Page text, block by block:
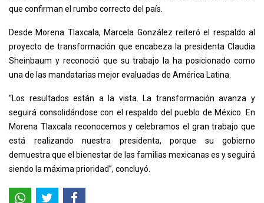
que confirman el rumbo correcto del país.
Desde Morena Tlaxcala, Marcela González reiteró el respaldo al
proyecto de transformación que encabeza la presidenta Claudia
Sheinbaum y reconoció que su trabajo la ha posicionado como
una de las mandatarias mejor evaluadas de América Latina.
“Los resultados están a la vista. La transformación avanza y
seguirá consolidándose con el respaldo del pueblo de México. En
Morena Tlaxcala reconocemos y celebramos el gran trabajo que
está realizando nuestra presidenta, porque su gobierno
demuestra que el bienestar de las familias mexicanas es y seguirá
siendo la máxima prioridad”, concluyó.